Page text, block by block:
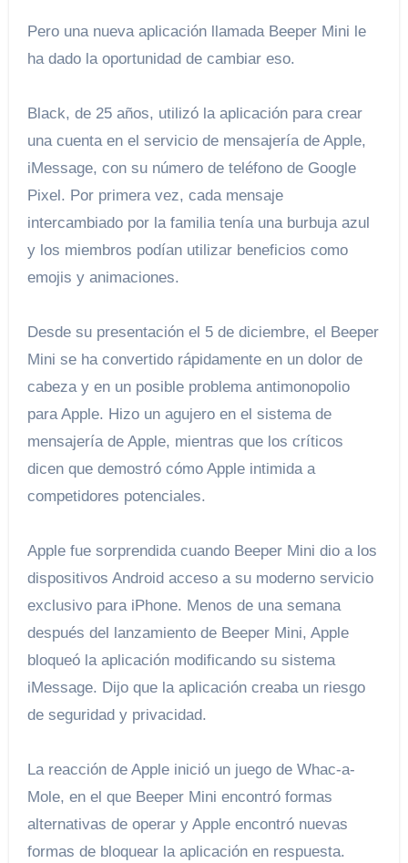
Pero una nueva aplicación llamada Beeper Mini le
ha dado la oportunidad de cambiar eso.
Black, de 25 años, utilizó la aplicación para crear
una cuenta en el servicio de mensajería de Apple,
iMessage, con su número de teléfono de Google
Pixel. Por primera vez, cada mensaje
intercambiado por la familia tenía una burbuja azul
y los miembros podían utilizar beneficios como
emojis y animaciones.
Desde su presentación el 5 de diciembre, el Beeper
Mini se ha convertido rápidamente en un dolor de
cabeza y en un posible problema antimonopolio
para Apple. Hizo un agujero en el sistema de
mensajería de Apple, mientras que los críticos
dicen que demostró cómo Apple intimida a
competidores potenciales.
Apple fue sorprendida cuando Beeper Mini dio a los
dispositivos Android acceso a su moderno servicio
exclusivo para iPhone. Menos de una semana
después del lanzamiento de Beeper Mini, Apple
bloqueó la aplicación modificando su sistema
iMessage. Dijo que la aplicación creaba un riesgo
de seguridad y privacidad.
La reacción de Apple inició un juego de Whac-a-
Mole, en el que Beeper Mini encontró formas
alternativas de operar y Apple encontró nuevas
formas de bloquear la aplicación en respuesta.